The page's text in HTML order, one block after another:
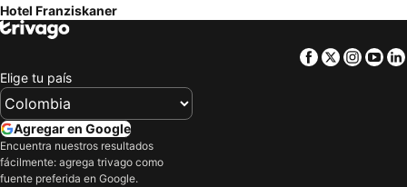
Hotel Franziskaner
Facebook
Twitter
Elige tu país
Agregar en Google
Encuentra nuestros resultados
fácilmente: agrega trivago como
fuente preferida en Google.